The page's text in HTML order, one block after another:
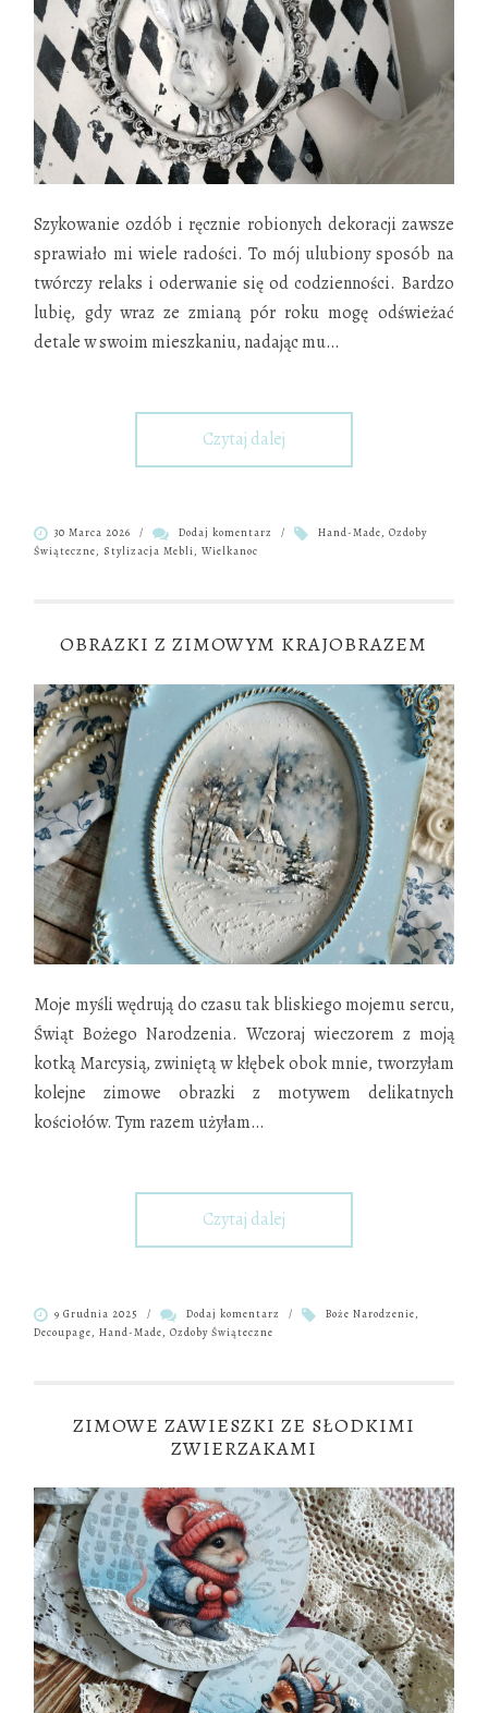
Szykowanie ozdób i ręcznie robionych dekoracji zawsze
sprawiało mi wiele radości. To mój ulubiony sposób na
twórczy relaks i oderwanie się od codzienności. Bardzo
lubię, gdy wraz ze zmianą pór roku mogę odświeżać
detale w swoim mieszkaniu, nadając mu…
Czytaj dalej
30 Marca 2026 / Dodaj komentarz / Hand-Made,Ozdoby
Świąteczne, Stylizacja Mebli,Wielkanoc
OBRAZKI Z ZIMOWYM KRAJOBRAZEM
Moje myśli wędrują do czasu tak bliskiego mojemu sercu,
Świąt Bożego Narodzenia. Wczoraj wieczorem z moją
kotką Marcysią, zwiniętą w kłębek obok mnie, tworzyłam
kolejne zimowe obrazki z motywem delikatnych
kościołów. Tym razem użyłam…
Czytaj dalej
9 Grudnia 2025 / Dodaj komentarz / Boże Narodzenie,
Decoupage,Hand-Made,Ozdoby Świąteczne
ZIMOWE ZAWIESZKI ZE SŁODKIMI
ZWIERZAKAMI